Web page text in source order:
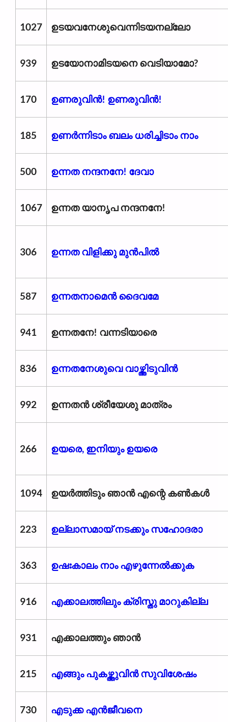
1027 ഉടയവനേശുവെന്നിടയനല്ലോ
939 ഉടയോനാമിടയനെ വെടിയാമോ?
170 ഉണരുവിൻ! ഉണരുവിൻ!
185 ഉണർന്നിടാം ബലം ധരിച്ചിടാം നാം
500 ഉന്നത നന്ദനനേ! ദേവാ
1067 ഉന്നത യാനൃപ നന്ദനനേ!
306 ഉന്നത വിളിക്കു മുന്‍പില്‍
587 ഉന്നതനാമെൻ ദൈവമേ
941 ഉന്നതനേ! വന്നടിയാരെ
836 ഉന്നതനേശുവെ വാഴ്ത്തിടുവിൻ
992 ഉന്നതൻ ശ്രീയേശു മാത്രം
266 ഉയരെ, ഇനിയും ഉയരെ
1094 ഉയർത്തിടും ഞാൻ എന്റെ കൺകൾ
223 ഉല്ലാസമായ് നടക്കും സഹോദരാ
363 ഉഷഃകാലം നാം എഴുന്നേൽക്കുക
916 എക്കാലത്തിലും ക്രിസ്തു മാറുകില്ല
931 എക്കാലത്തും ഞാൻ
215 എങ്ങും പുകഴ്ത്തുവിൻ സുവിശേഷം
730 എടുക്ക എൻജീവനെ